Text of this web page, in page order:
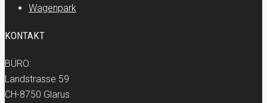
Wagenpark
KONTAKT
BÜRO:
Landstrasse 59
CH-8750 Glarus